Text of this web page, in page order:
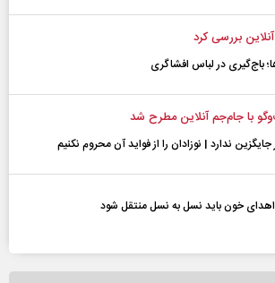
بررسی کرد
باج‌گیری در لباس افشاگری
با جام‌جم آنلاین مطرح شد
جایگزین ندارد | نوزادان را از فواید آن محروم نکنیم
خون باید نسل به نسل منتقل شود